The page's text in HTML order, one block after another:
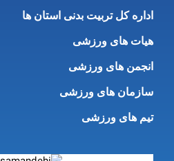
اداره کل تربیت بدنی استان ها
هیات های ورزشی
انجمن های ورزشی
سازمان های ورزشی
تیم های ورزشی